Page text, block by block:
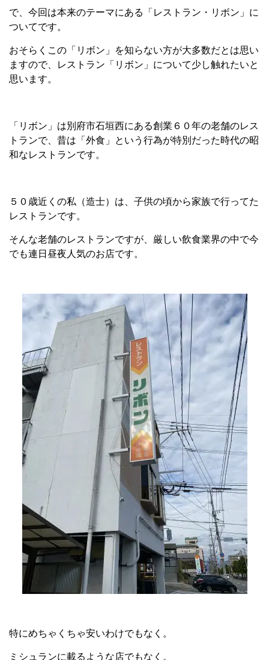
で、今回は本来のテーマにある「レストラン・リボン」に
ついてです。
おそらくこの「リボン」を知らない方が大多数だとは思い
ますので、レストラン「リボン」について少し触れたいと
思います。
「リボン」は別府市石垣西にある創業６０年の老舗のレス
トランで、昔は「外食」という行為が特別だった時代の昭
和なレストランです。
５０歳近くの私（造士）は、子供の頃から家族で行ってた
レストランです。
そんな老舗のレストランですが、厳しい飲食業界の中で今
でも連日昼夜人気のお店です。
特にめちゃくちゃ安いわけでもなく。
ミシュランに載るような店でもなく。